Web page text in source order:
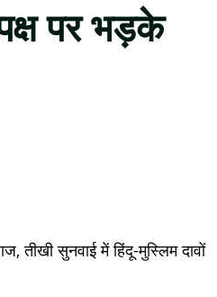
पर भड़के
तीखी सुनवाई में हिंदू-मुस्लिम दावों